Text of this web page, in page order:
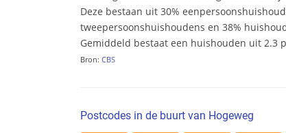
Deze bestaan uit 30%
tweepersoonshuishoudens en 38%
Gemiddeld bestaat een huishouden uit 2.3
Bron: CBS
Postcodes in de buurt van Hogeweg